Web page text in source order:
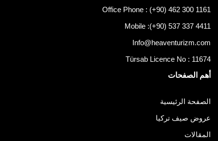
Office Phone : (+90) 462 300 1161
Mobile :(+90) 537 337 4411
Info@heaventurizm.com
Türsab Licence No : 11674
أهم الصفحات
الصفحة الرئيسية
عروض صيف تركيا
المقالات